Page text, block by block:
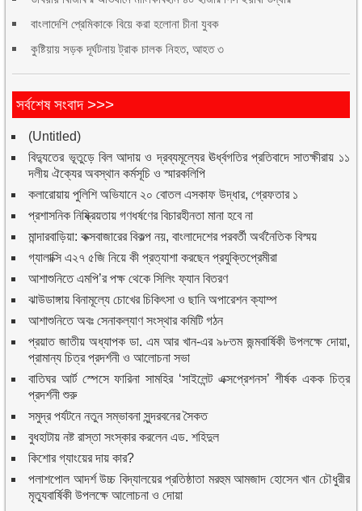
বাংলাদেশি প্রেমিকাকে বিয়ে করা হলোনা চীনা যুবক
কুষ্টিয়ায় সড়ক দূর্ঘটনায় ট্রাক চালক নিহত, আহত ৩
সর্বশেষ সংবাদ >>>
(Untitled)
বিদ্যুতের ভূতুড়ে বিল আদায় ও দ্রব্যমূল্যের ঊর্ধ্বগতির প্রতিবাদে সাতক্ষীরায় ১১
দলীয় ঐক্যের অবস্থান কর্মসূচি ও স্মারকলিপি
কলারোয়ায় পুলিশি অভিযানে ২০ বোতল এসকাফ উদ্ধার, গ্রেফতার ১
প্রশাসনিক নিষ্ক্রিয়তায় গণধর্ষণের বিচারহীনতা মানা হবে না
মান্দারবাড়িয়া: কক্সবাজারের বিকল্প নয়, বাংলাদেশের পরবর্তী অর্থনৈতিক বিস্ময়
গ্যালাক্সি এ২৭ ৫জি নিয়ে কী প্রত্যাশা করছেন প্রযুক্তিপ্রেমীরা
আশাশুনিতে এমপি’র পক্ষ থেকে সিলিং ফ্যান বিতরণ
ঝাউডাঙ্গায় বিনামূল্যে চোখের চিকিৎসা ও ছানি অপারেশন ক্যাম্প
আশাশুনিতে অবঃ সেনাকল্যাণ সংস্থার কমিটি গঠন
প্রয়াত জাতীয় অধ্যাপক ডা. এম আর খান-এর ৯৮তম জন্মবার্ষিকী উপলক্ষে দোয়া,
প্রামান্য চিত্র প্রদর্শনী ও আলোচনা সভা
বাতিঘর আর্ট স্পেসে ফারিনা সামহির ‘সাইলেন্ট এক্সপ্রেশনস’ শীর্ষক একক চিত্র
প্রদর্শনী শুরু
সমুদ্র পর্যটনে নতুন সম্ভাবনা সুন্দরবনের সৈকত
বুধহাটায় নষ্ট রাস্তা সংস্কার করলেন এড. শহিদুল
কিশোর গ্যাংয়ের দায় কার?
পলাশপোল আদর্শ উচ্চ বিদ্যালয়ের প্রতিষ্ঠাতা মরহুম আমজাদ হোসেন খান চৌধুরীর
মৃত্যুবার্ষিকী উপলক্ষে আলোচনা ও দোয়া